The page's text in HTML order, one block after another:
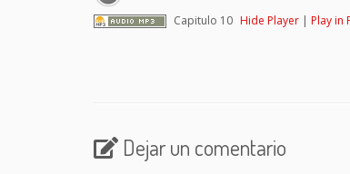
Capitulo 10 Hide Player| Play in
Dejar un comentario